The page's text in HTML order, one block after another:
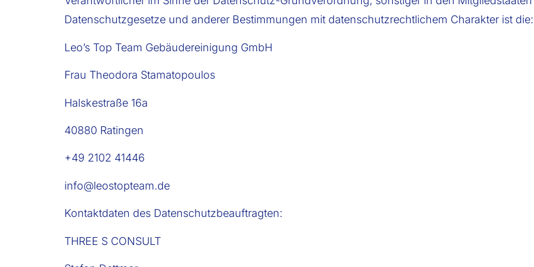
Datenschutzgesetze und anderer Bestimmungen mit datenschutzrechtlichem Charakter ist die:
Leo’s Top Team Gebäudereinigung GmbH
Frau Theodora Stamatopoulos
Halskestraße 16a
40880 Ratingen
+49 2102 41446
info@leostopteam.de
Kontaktdaten des Datenschutzbeauftragten:
THREE S CONSULT